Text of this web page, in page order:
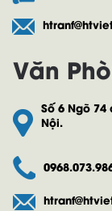
Văn
Số 6 Ngõ 74
Nội.